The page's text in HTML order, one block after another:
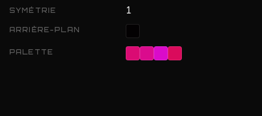
SYMÉTRIE 1
ARRIÈRE-PLAN
PALETTE